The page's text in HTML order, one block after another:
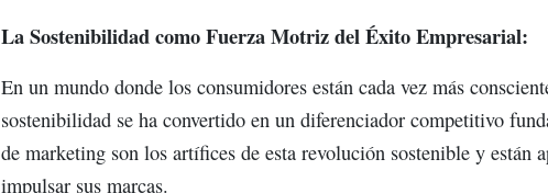
La Sostenibilidad como Fuerza Motriz del Éxito Empresarial:
En un mundo donde los consumidores están cada vez más
sostenibilidad se ha convertido en un diferenciador competitivo
de marketing son los artífices de esta revolución sostenible y están
impulsar sus marcas.